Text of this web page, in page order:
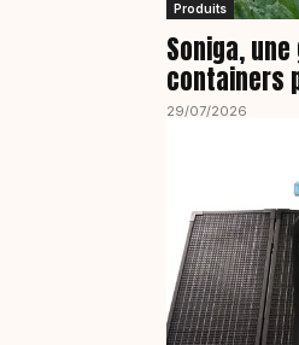
Produits
Soniga,
containers
29/07/2026